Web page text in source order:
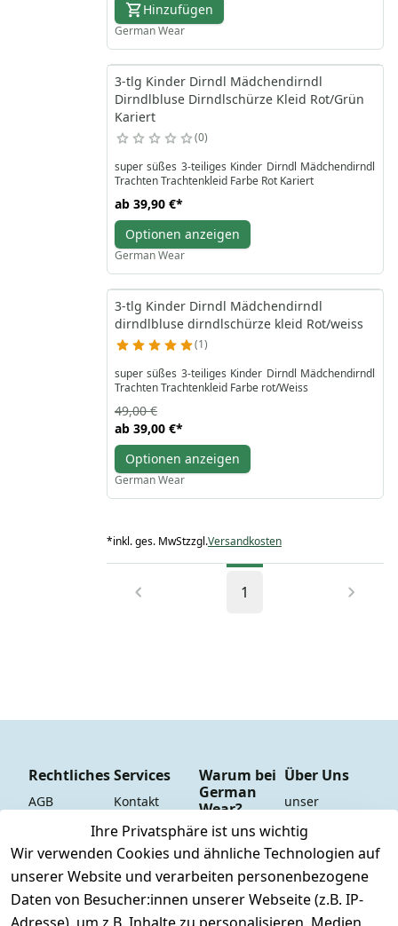
Hinzufügen
German Wear
3-tlg Kinder Dirndl Mädchendirndl
Dirndlbluse Dirndlschürze Kleid Rot/Grün
Kariert
0
super süßes 3-teiliges Kinder Dirndl Mädchendirndl
Trachten Trachtenkleid Farbe Rot Kariert
ab 39,90 €*
Optionen anzeigen
German Wear
3-tlg Kinder Dirndl Mädchendirndl
dirndlbluse dirndlschürze kleid Rot/weiss
1
super süßes 3-teiliges Kinder Dirndl Mädchendirndl
Trachten Trachtenkleid Farbe rot/Weiss
ab 39,00 €*
49,00 €
Optionen anzeigen
German Wear
*inkl. ges. MwStzzgl.Versandkosten
1
Ihre Privatsphäre ist uns wichtig
Wir verwenden Cookies und ähnliche Technologien auf
unserer Website und verarbeiten personenbezogene
Daten von Besucher:innen unserer Webseite (z.B. IP-
Rechtliches
AGB
Impressum
Datenschutze
rklärung
Barrierefreihe
Services
Kontakt
Registrieren
Versand &
Versandkoste
n
Warum bei
German
Wear?
Dauer
Tiefpreisgara
ntie*
Express-24h-
Über Uns
unser
YouTube-
Kanal
unsere
Facebook-
Seite